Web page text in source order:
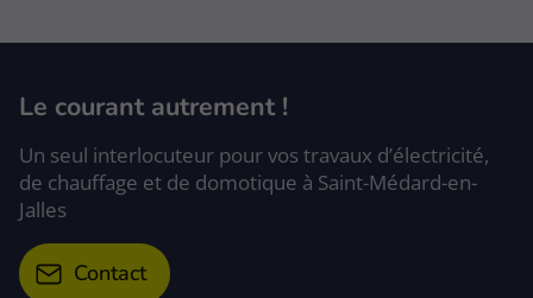
Le courant autrement !
Un seul interlocuteur pour vos travaux d’électricité,
de chauffage et de domotique à Saint-Médard-en-
Jalles
Contact